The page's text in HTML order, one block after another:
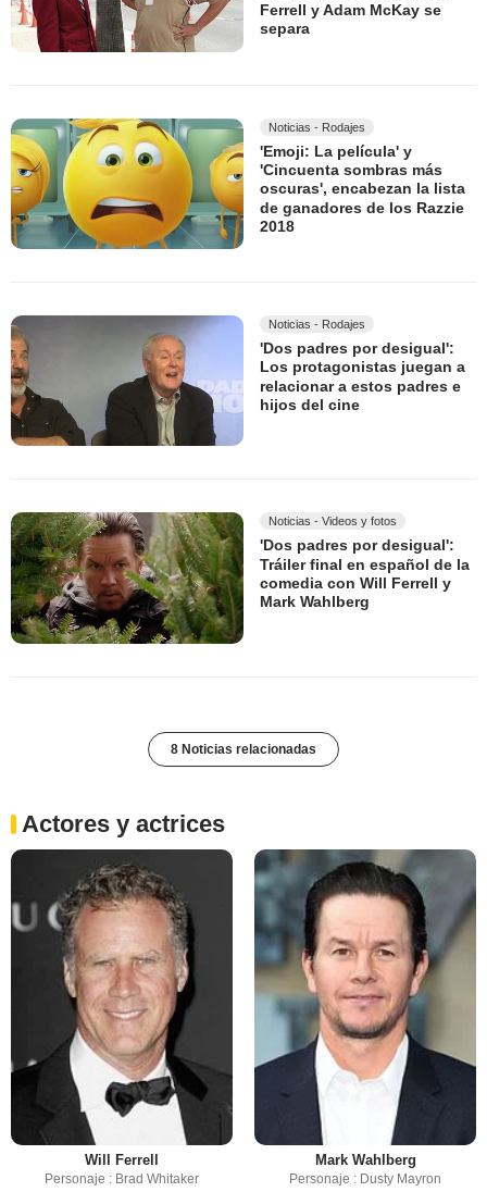
Ferrell y Adam McKay se
separa
Noticias - Rodajes
'Emoji: La película' y
'Cincuenta sombras más
oscuras', encabezan la lista
de ganadores de los Razzie
2018
Noticias - Rodajes
'Dos padres por desigual':
Los protagonistas juegan a
relacionar a estos padres e
hijos del cine
Noticias - Videos y fotos
'Dos padres por desigual':
Tráiler final en español de la
comedia con Will Ferrell y
Mark Wahlberg
8 Noticias relacionadas
Actores y actrices
Will Ferrell
Personaje : Brad Whitaker
Mark Wahlberg
Personaje : Dusty Mayron